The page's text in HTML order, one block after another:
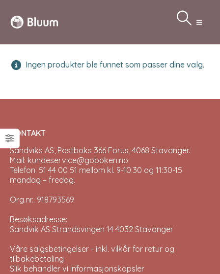
Ingen produkter ble funnet som passer dine valg.
KONTAKT
Sandviks AS, Postboks 366 Forus, 4068 Stavanger.
Mail: kundeservice@goboken.no
Telefon: 51 44 00 51 mellom kl. 9-10:30 og 11:30-15
mandag – fredag.
Org.nr.: 918793569
Besøksadresse:
Sandvik AS Strandsvingen 14 4032 Stavanger
Våre salgsbetingelser - inkl. vilkår for retur og
tilbakebetaling
Slik behandler vi informasjonskapsler